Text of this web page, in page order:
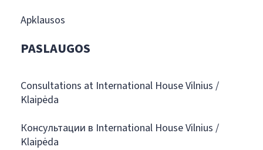
Apklausos
PASLAUGOS
Consultations at International House Vilnius /
Klaipėda
Консультации в International House Vilnius /
Klaipėda